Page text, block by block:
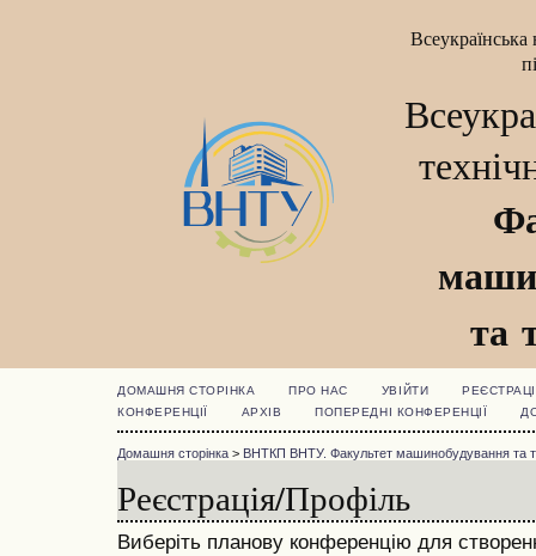
Всеукраїнська
та
ДОМАШНЯ СТОРІНКА ПРО НАС УВІЙТИ
КОНФЕРЕНЦІЇ
АРХІВ ПОПЕРЕДНІ КОНФЕРЕНЦІЇ
Домашня сторінка > ВНТКП ВНТУ. Факультет машинобудування та
Реєстрація/Профіль
Виберіть планову конференцію для